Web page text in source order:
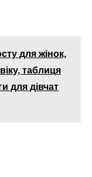
для жінок,
таблиця
для дівчат